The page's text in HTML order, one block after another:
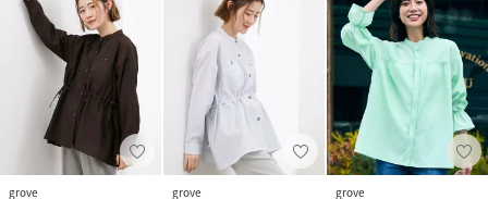
grove grove grove